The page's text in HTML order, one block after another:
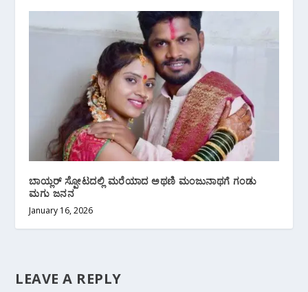
ಬಾಯ್ಲರ್ ಸ್ಪೋಟದಲ್ಲಿ ಮರೆಯಾದ ಅಥಣಿ ಮಂಜುನಾಥಗೆ ಗಂಡು
ಮಗು ಜನನ
January 16, 2026
LEAVE A REPLY